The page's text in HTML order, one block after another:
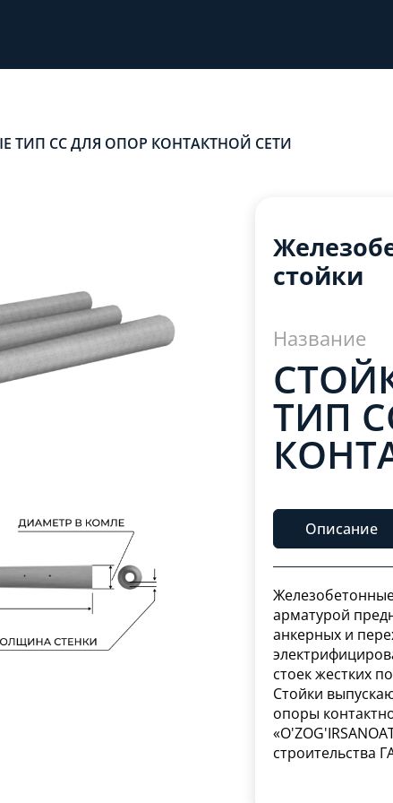
ТИП СС ДЛЯ ОПОР КОНТАКТНОЙ СЕТИ
стойки
Название
ТИП
Описание
арматурой
анкерных и
стоек жестких
Стойки
опоры
строительства